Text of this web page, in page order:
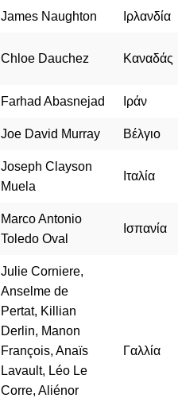
James Naughton Ιρλανδία
Chloe Dauchez Καναδάς
Farhad Abasnejad Ιράν
Joe David Murray Βέλγιο
Joseph Clayson
Muela
Ιταλία
Marco Antonio
Toledo Oval
Ισπανία
Julie Corniere,
Anselme de
Pertat, Killian
Derlin, Manon
François, Anaïs
Lavault, Léo Le
Corre, Aliénor
Γαλλία